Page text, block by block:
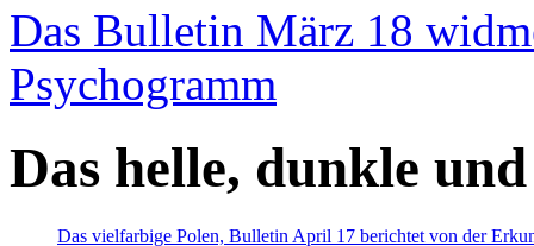
Das Bulletin März 18
Psychogramm
Das helle, dunkle
Das vielfarbige Polen, Bulletin April 17 berichtet von der